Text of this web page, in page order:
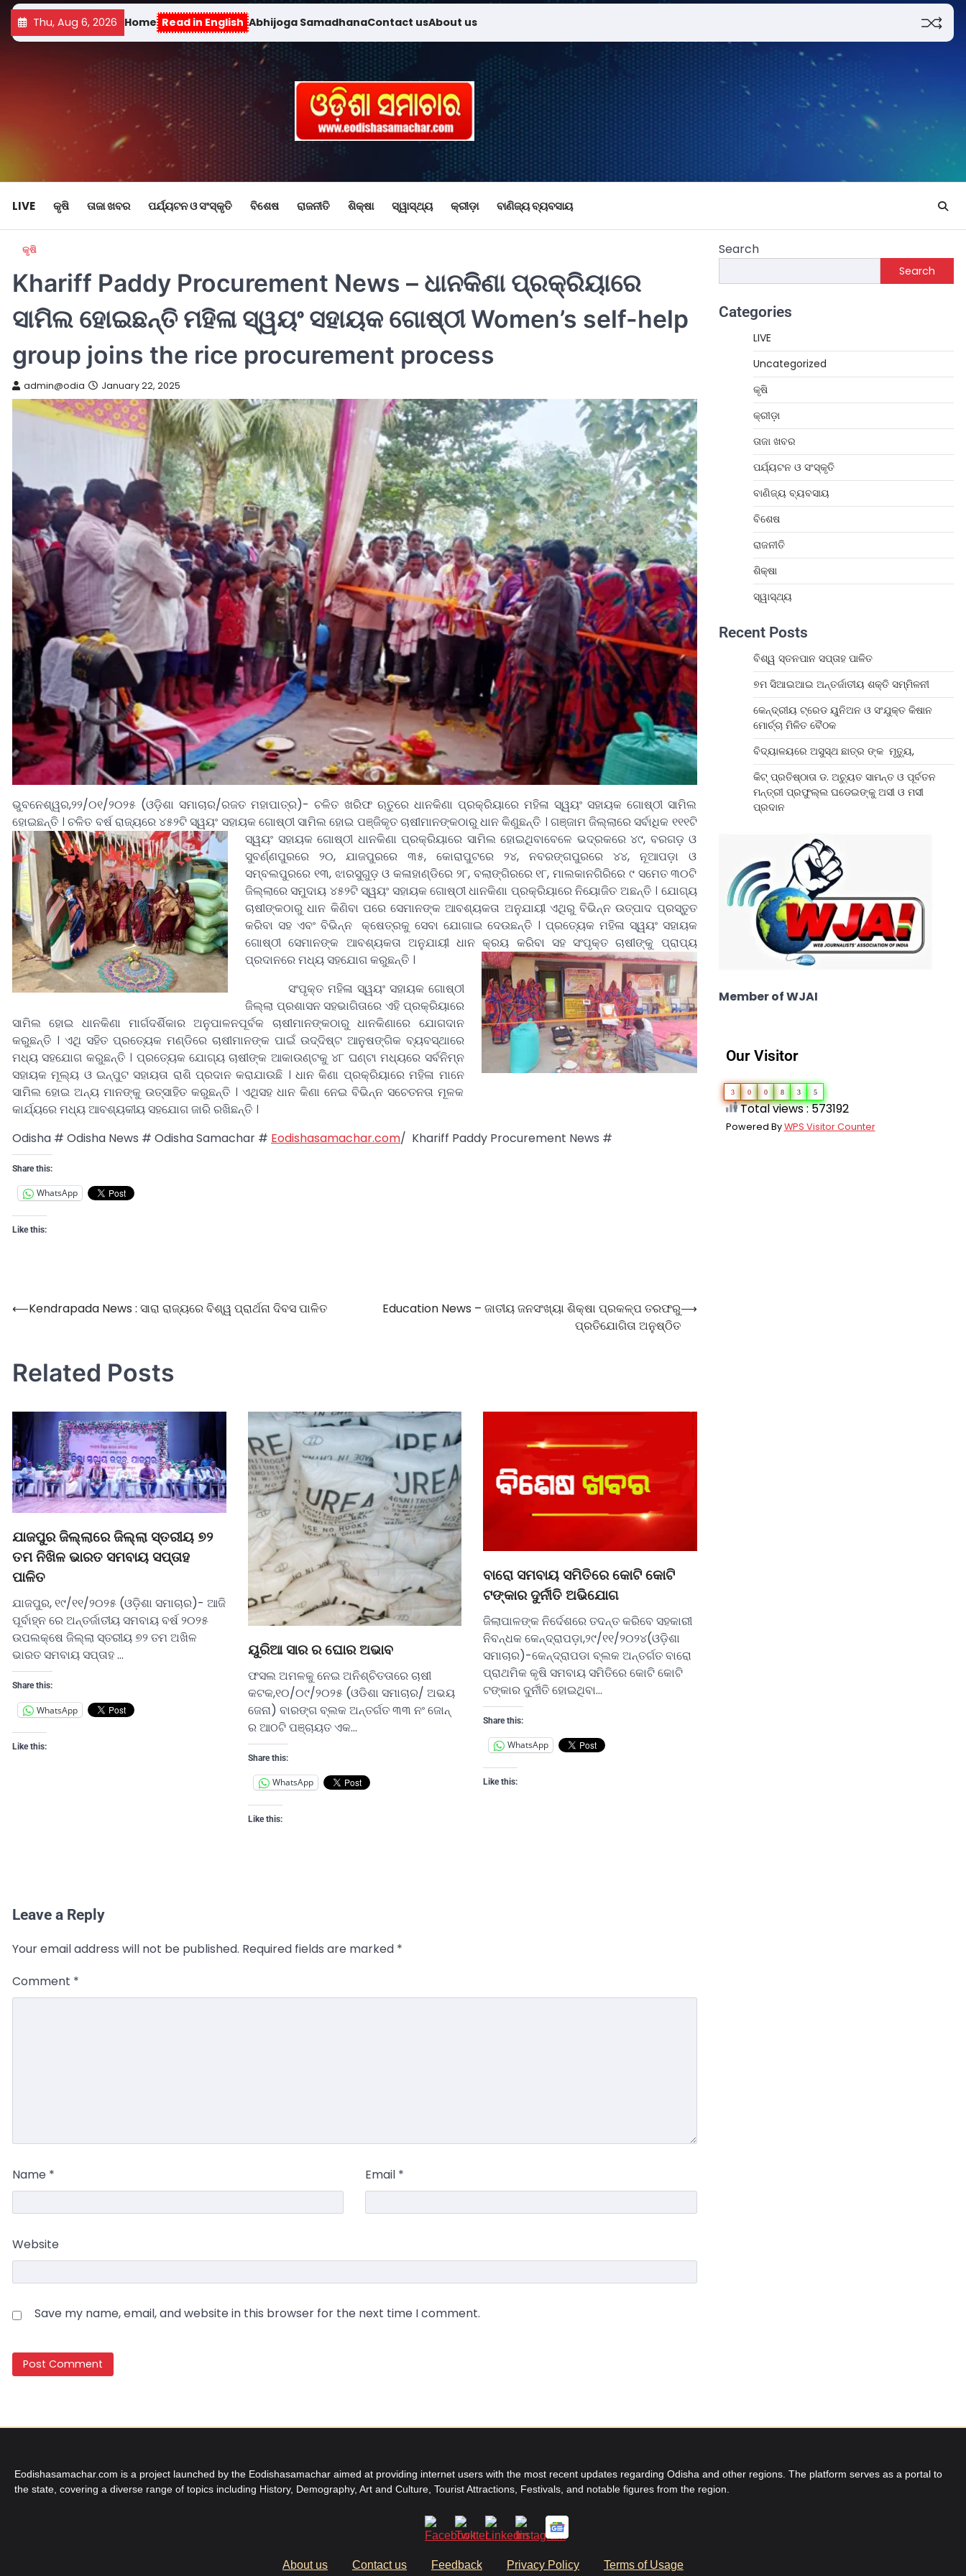
Thu, Aug 6, 2026 Home Read in English Abhijoga SamadhanaContact usAbout us
LIVE କୃଷି ତାଜା ଖବର ପର୍ଯ୍ୟଟନ ଓ ସଂସ୍କୃତି ବିଶେଷ ରାଜନୀତି ଶିକ୍ଷା ସ୍ୱାସ୍ଥ୍ୟ କ୍ରୀଡ଼ା ବାଣିଜ୍ୟ ବ୍ୟବସାୟ
କୃଷି
Khariff Paddy Procurement News – ଧାନକିଣା ପ୍ରକ୍ରିୟାରେ
ସାମିଲ ହୋଇଛନ୍ତି ମହିଳା ସ୍ୱୟଂ ସହାୟକ ଗୋଷ୍ଠୀ Women’s self-help
group joins the rice procurement process
admin@odia January 22, 2025
ଭୁବନେଶ୍ୱର,୨୨/୦୧/୨୦୨୫ (ଓଡ଼ିଶା ସମାଚାର/ରଜତ ମହାପାତ୍ର)- ଚଳିତ ଖରିଫ ଋତୁରେ ଧାନକିଣା ପ୍ରକ୍ରିୟାରେ ମହିଳା ସ୍ୱୟଂ ସହାୟକ ଗୋଷ୍ଠୀ ସାମିଲ
ହୋଇଛନ୍ତି । ଚଳିତ ବର୍ଷ ରାଜ୍ୟରେ ୪୫୨ଟି ସ୍ୱୟଂ ସହାୟକ ଗୋଷ୍ଠୀ ସାମିଲ ହୋଇ ପଞ୍ଜିକୃତ ଚାଷୀମାନଙ୍କଠାରୁ ଧାନ କିଣୁଛନ୍ତି । ଗଞ୍ଜାମ ଜିଲ୍ଲାରେ ସର୍ବାଧିକ ୧୧୧ଟି
ସ୍ୱୟଂ ସହାୟକ ଗୋଷ୍ଠୀ ଧାନକିଣା ପ୍ରକ୍ରିୟାରେ ସାମିଲ ହୋଇଥିବାବେଳେ ଭଦ୍ରକରେ ୪୯, ବରଗଡ଼ ଓ
ସୁବର୍ଣ୍ଣପୁରରେ ୨୦, ଯାଜପୁରରେ ୩୫, କୋରାପୁଟରେ ୨୪, ନବରଙ୍ଗପୁରରେ ୪୪, ନୂଆପଡ଼ା ଓ
ସମ୍ବଲପୁରରେ ୧୩, ଝାରସୁଗୁଡ଼ ଓ କଳାହାଣ୍ଡିରେ ୨୮, ବଲାଙ୍ଗିରରେ ୧୮, ମାଲକାନଗିରିରେ ୯ ସମେତ ୩୦ଟି
ଜିଲ୍ଲାରେ ସମୁଦାୟ ୪୫୨ଟି ସ୍ୱୟଂ ସହାୟକ ଗୋଷ୍ଠୀ ଧାନକିଣା ପ୍ରକ୍ରିୟାରେ ନିୟୋଜିତ ଅଛନ୍ତି । ଯୋଗ୍ୟ
ଚାଷୀଙ୍କଠାରୁ ଧାନ କିଣିବା ପରେ ସେମାନଙ୍କ ଆବଶ୍ୟକତା ଅନୁଯାୟୀ ଏଥିରୁ ବିଭିନ୍ନ ଉତ୍ପାଦ ପ୍ରସ୍ତୁତ
କରିବା ସହ ଏବଂ ବିଭିନ୍ନ କ୍ଷେତ୍ରକୁ ସେବା ଯୋଗାଇ ଦେଉଛନ୍ତି । ପ୍ରତ୍ୟେକ ମହିଳା ସ୍ୱୟଂ ସହାୟକ
ଗୋଷ୍ଠୀ ସେମାନଙ୍କ ଆବଶ୍ୟକତା ଅନୁଯାୟୀ ଧାନ କ୍ରୟ କରିବା ସହ ସଂପୃକ୍ତ ଚାଷୀଙ୍କୁ ପ୍ରାପ୍ୟ
ପ୍ରଦାନରେ ମଧ୍ୟ ସହଯୋଗ କରୁଛନ୍ତି ।
ସଂପୃକ୍ତ ମହିଳା ସ୍ୱୟଂ ସହାୟକ ଗୋଷ୍ଠୀ
ଜିଲ୍ଲା ପ୍ରଶାସନ ସହଭାଗିତାରେ ଏହି ପ୍ରକ୍ରିୟାରେ
ସାମିଲ ହୋଇ ଧାନକିଣା ମାର୍ଗଦର୍ଶିକାର ଅନୁପାଳନପୂର୍ବକ ଚାଷୀମାନଙ୍କଠାରୁ ଧାନକିଣାରେ ଯୋଗଦାନ
କରୁଛନ୍ତି । ଏଥି ସହିତ ପ୍ରତ୍ୟେକ ମଣ୍ଡିରେ ଚାଷୀମାନଙ୍କ ପାଇଁ ଉଦ୍ଦିଷ୍ଟ ଆନୁଷଙ୍ଗିକ ବ୍ୟବସ୍ଥାରେ
ମଧ୍ୟ ସହଯୋଗ କରୁଛନ୍ତି । ପ୍ରତ୍ୟେକ ଯୋଗ୍ୟ ଚାଷୀଙ୍କ ଆକାଉଣ୍ଟକୁ ୪୮ ଘଣ୍ଟା ମଧ୍ୟରେ ସର୍ବନିମ୍ନ
ସହାୟକ ମୂଲ୍ୟ ଓ ଇନ୍‌ପୁଟ ସହାୟତା ରାଶି ପ୍ରଦାନ କରାଯାଉଛି । ଧାନ କିଣା ପ୍ରକ୍ରିୟାରେ ମହିଳା ମାନେ
ସାମିଲ ହୋଇ ଅନ୍ୟ ମାନଙ୍କୁ ଉତ୍ସାହିତ କରୁଛନ୍ତି । ଏଥିସହ ଧାନ କିଣା ନେଇ ବିଭିନ୍ନ ସଚେତନତା ମୂଳକ
କାର୍ଯ୍ୟରେ ମଧ୍ୟ ଆବଶ୍ୟକୀୟ ସହଯୋଗ ଜାରି ରଖିଛନ୍ତି ।
Odisha # Odisha News # Odisha Samachar # Eodishasamachar.com/ Khariff Paddy Procurement News #
Share this:
WhatsApp
Like this:
⟵Kendrapada News : ସାରା ରାଜ୍ୟରେ ବିଶ୍ୱ ପ୍ରାର୍ଥନା ଦିବସ ପାଳିତ
Education News – ଜାତୀୟ ଜନସଂଖ୍ୟା ଶିକ୍ଷା ପ୍ରକଳ୍ପ ତରଫରୁ
ପ୍ରତିଯୋଗିତା ଅନୁଷ୍ଠିତ
⟶
Related Posts
ଯାଜପୁର ଜିଲ୍ଲାରେ ଜିଲ୍ଲା ସ୍ତରୀୟ ୭୨
ତମ ନିଖିଳ ଭାରତ ସମବାୟ ସପ୍ତାହ
ପାଳିତ
ଯାଜପୁର, ୧୯/୧୧/୨୦୨୫ (ଓଡ଼ିଶା ସମାଚାର)- ଆଜି
ପୂର୍ବାହ୍ନ ରେ ଅନ୍ତର୍ଜାତୀୟ ସମବାୟ ବର୍ଷ ୨୦୨୫
ଉପଲକ୍ଷେ ଜିଲ୍ଲା ସ୍ତରୀୟ ୭୨ ତମ ଅଖିଳ
ଭାରତ ସମବାୟ ସପ୍ତାହ …
Share this:
WhatsApp
Like this:
ୟୁରିଆ ସାର ର ଘୋର ଅଭାବ
ଫସଲ ଅମଳକୁ ନେଇ ଅନିଶ୍ଚିତତାରେ ଚାଷୀ
କଟକ,୧୦/୦୯/୨୦୨୫ (ଓଡିଶା ସମାଚାର/ ଅଭୟ
ଜେନା) ବାରଙ୍ଗ ବ୍ଲକ ଅନ୍ତର୍ଗତ ୩୩ ନଂ ଜୋନ୍‌
ର ଆଠଟି ପଞ୍ଚାୟତ ଏକ…
Share this:
WhatsApp
Like this:
ବାରୋ ସମବାୟ ସମିତିରେ କୋଟି କୋଟି
ଟଙ୍କାର ଦୁର୍ନୀତି ଅଭିଯୋଗ
ଜିଲାପାଳଙ୍କ ନିର୍ଦେଶରେ ତଦନ୍ତ କରିବେ ସହକାରୀ
ନିବନ୍ଧକ କେନ୍ଦ୍ରାପଡ଼ା,୨୯/୧୧/୨୦୨୪(ଓଡ଼ିଶା
ସମାଚାର)-କେନ୍ଦ୍ରାପଡା ବ୍ଲକ ଅନ୍ତର୍ଗତ ବାରୋ
ପ୍ରାଥମିକ କୃଷି ସମବାୟ ସମିତିରେ କୋଟି କୋଟି
ଟଙ୍କାର ଦୁର୍ନୀତି ହୋଇଥିବା…
Share this:
WhatsApp
Like this:
Leave a Reply
Your email address will not be published. Required fields are marked *
Comment *
Name * Email *
Website
Save my name, email, and website in this browser for the next time I comment.
Search
Search
Categories
LIVE
Uncategorized
କୃଷି
କ୍ରୀଡ଼ା
ତାଜା ଖବର
ପର୍ଯ୍ୟଟନ ଓ ସଂସ୍କୃତି
ବାଣିଜ୍ୟ ବ୍ୟବସାୟ
ବିଶେଷ
ରାଜନୀତି
ଶିକ୍ଷା
ସ୍ୱାସ୍ଥ୍ୟ
Recent Posts
ବିଶ୍ୱ ସ୍ତନପାନ ସପ୍ତାହ ପାଳିତ
୭ମ ସିଆଇଆଇ ଅନ୍ତର୍ଜାତୀୟ ଶକ୍ତି ସମ୍ମିଳନୀ
କେନ୍ଦ୍ରୀୟ ଟ୍ରେଡ ୟୁନିଅନ ଓ ସଂଯୁକ୍ତ କିଷାନ
ମୋର୍ଚ୍ଚା ମିଳିତ ବୈଠକ
ବିଦ୍ୟାଳୟରେ ଅସୁସ୍ଥ ଛାତ୍ର ଙ୍କ ମୃତ୍ୟୁ,
କିଟ୍ ପ୍ରତିଷ୍ଠାତା ଡ. ଅଚୁ୍ୟତ ସାମନ୍ତ ଓ ପୂର୍ବତନ
ମନ୍ତ୍ରୀ ପ୍ରଫୁଲ୍ଲ ଘଡେଇଙ୍କୁ ଅସୀ ଓ ମସୀ
ପ୍ରଦାନ
Member of WJAI
Our Visitor
3 0 0 8 3 5
Total views : 573192
Powered ByWPS Visitor Counter
Eodishasamachar.com is a project launched by the Eodishasamachar aimed at providing internet users with the most recent updates regarding Odisha and other regions. The platform serves as a portal to
the state, covering a diverse range of topics including History, Demography, Art and Culture, Tourist Attractions, Festivals, and notable figures from the region.
About us Contact us Feedback Privacy Policy Terms of Usage